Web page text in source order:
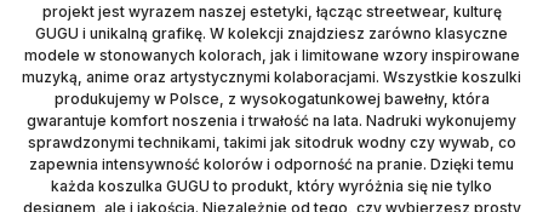
projekt jest wyrazem naszej estetyki, łącząc streetwear, kulturę
GUGU i unikalną grafikę. W kolekcji znajdziesz zarówno klasyczne
modele w stonowanych kolorach, jak i limitowane wzory inspirowane
muzyką, anime oraz artystycznymi kolaboracjami. Wszystkie koszulki
produkujemy w Polsce, z wysokogatunkowej bawełny, która
gwarantuje komfort noszenia i trwałość na lata. Nadruki wykonujemy
sprawdzonymi technikami, takimi jak sitodruk wodny czy wywab, co
zapewnia intensywność kolorów i odporność na pranie. Dzięki temu
każda koszulka GUGU to produkt, który wyróżnia się nie tylko
designem, ale i jakością. Niezależnie od tego, czy wybierzesz prosty